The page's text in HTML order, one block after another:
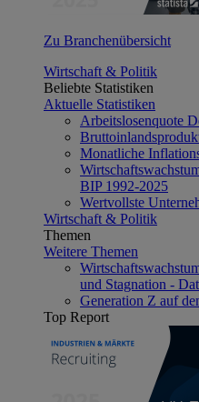
Zu Branchenübersicht
Wirtschaft & Politik
Beliebte Statistiken
Aktuelle Statistiken
Arbeitslosenquote
Monatliche
BIP 1992-2025
Wertvollste
Wirtschaft & Politik
Themen
Weitere Themen
und Stagnation -
Generation Z auf
Top Report